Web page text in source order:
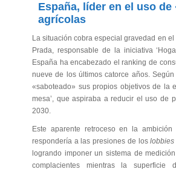
España, líder en el uso de
agrícolas
La situación cobra especial gravedad en
Prada, responsable de la iniciativa
España ha encabezado el ranking de
nueve de los últimos catorce años.
«saboteado» sus propios objetivos de la
mesa’, que aspiraba a reducir el uso de
2030.
Este aparente retroceso en la
respondería a las presiones de loslobbies
logrando imponer un sistema de
complacientes mientras la superficie